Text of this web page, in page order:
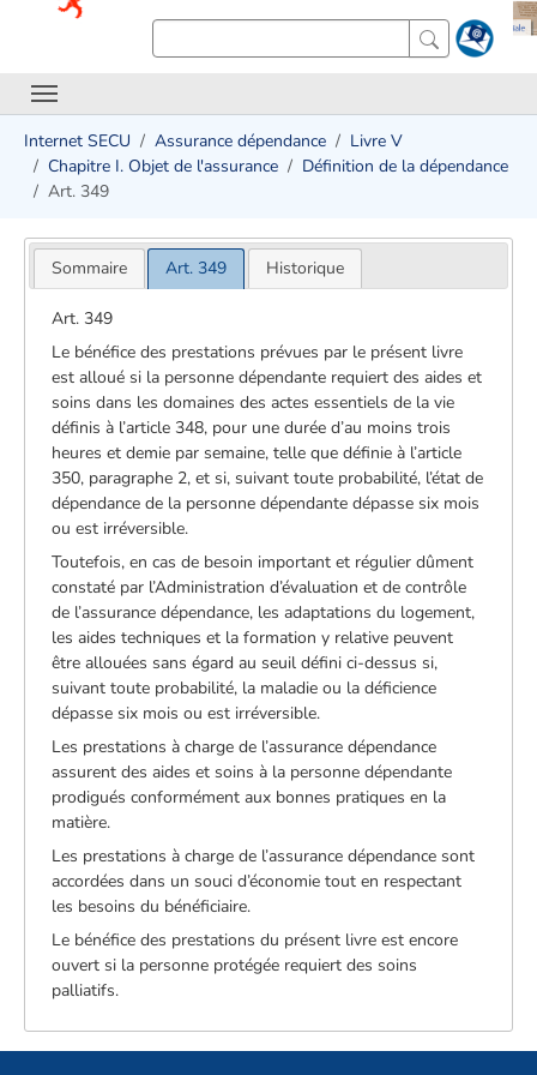
Internet SECU Assurance dépendance
Livre V
Chapitre I. Objet de l'assurance
Définition de la dépendance
Art. 349
Sommaire Art. 349 Historique
Art. 349
Le bénéfice des prestations prévues par le présent livre
est alloué si la personne dépendante requiert des aides et
soins dans les domaines des actes essentiels de la vie
définis à l’article 348, pour une durée d’au moins trois
heures et demie par semaine, telle que définie à l’article
350, paragraphe 2, et si, suivant toute probabilité, l’état de
dépendance de la personne dépendante dépasse six mois
ou est irréversible.
Toutefois, en cas de besoin important et régulier dûment
constaté par l’Administration d’évaluation et de contrôle
de l’assurance dépendance, les adaptations du logement,
les aides techniques et la formation y relative peuvent
être allouées sans égard au seuil défini ci-dessus si,
suivant toute probabilité, la maladie ou la déficience
dépasse six mois ou est irréversible.
Les prestations à charge de l’assurance dépendance
assurent des aides et soins à la personne dépendante
prodigués conformément aux bonnes pratiques en la
matière.
Les prestations à charge de l’assurance dépendance sont
accordées dans un souci d’économie tout en respectant
les besoins du bénéficiaire.
Le bénéfice des prestations du présent livre est encore
ouvert si la personne protégée requiert des soins
palliatifs.